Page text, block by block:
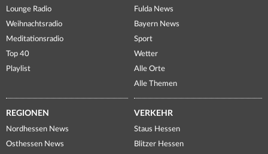
Lounge Radio
Weihnachtsradio
Meditationsradio
Top 40
Playlist
Fulda News
Bayern News
Sport
Wetter
Alle Orte
Alle Themen
REGIONEN
Nordhessen News
Osthessen News
VERKEHR
Staus Hessen
Blitzer Hessen